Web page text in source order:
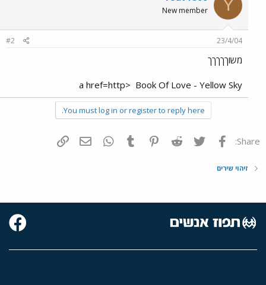
Y
New member
23/4/04
#2
משוךךךךך
Book Of Love - Yellow Sky
<a href=http
You must log in or register to reply here.
Share: פייסבוק Twitter
Reddit
Pinterest
Tumblr
WhatsAppדואר אלקטרוני
זיהוי שירים